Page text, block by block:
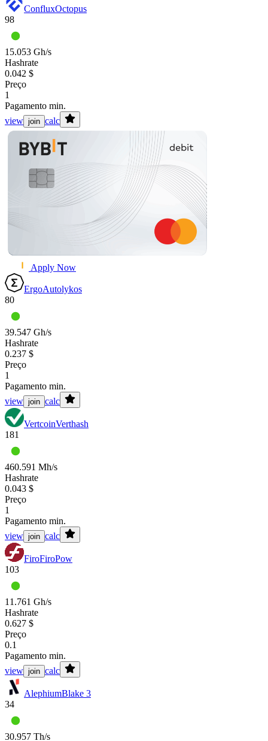
ConfluxOctopus
98
15.053 Gh/s
Hashrate
0.042 $
Preço
1
Pagamento min.
view join calc
Apply Now
ErgoAutolykos
80
39.547 Gh/s
Hashrate
0.237 $
Preço
1
Pagamento min.
view join calc
VertcoinVerthash
181
460.591 Mh/s
Hashrate
0.043 $
Preço
1
Pagamento min.
view join calc
FiroFiroPow
103
11.761 Gh/s
Hashrate
0.627 $
Preço
0.1
Pagamento min.
view join calc
AlephiumBlake 3
34
30.957 Th/s